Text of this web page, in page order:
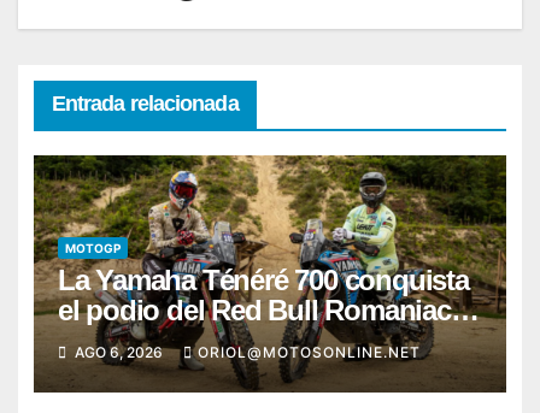
Entrada relacionada
MOTOGP
La Yamaha Ténéré 700 conquista
el podio del Red Bull Romaniacs
2026 con Pol Tarrés
AGO 6, 2026 ORIOL@MOTOSONLINE.NET